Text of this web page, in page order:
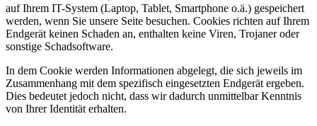
auf Ihrem IT-System (Laptop, Tablet, Smartphone o.ä.) gespeichert
werden, wenn Sie unsere Seite besuchen. Cookies richten auf Ihrem
Endgerät keinen Schaden an, enthalten keine Viren, Trojaner oder
sonstige Schadsoftware.
In dem Cookie werden Informationen abgelegt, die sich jeweils im
Zusammenhang mit dem spezifisch eingesetzten Endgerät ergeben.
Dies bedeutet jedoch nicht, dass wir dadurch unmittelbar Kenntnis
von Ihrer Identität erhalten.